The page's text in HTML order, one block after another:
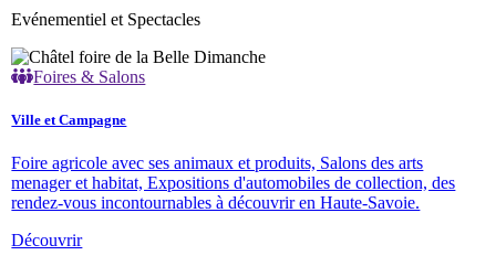
Evénementiel et Spectacles
Foires & Salons
Ville et Campagne
Foire agricole avec ses animaux et produits, Salons des arts
menager et habitat, Expositions d'automobiles de collection, des
rendez-vous incontournables à découvrir en Haute-Savoie.
Découvrir